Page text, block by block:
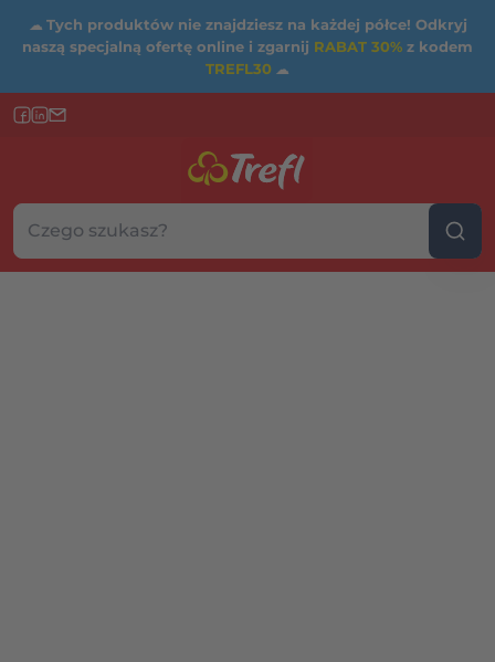
☁ Tych produktów nie znajdziesz na każdej półce! Odkryj
naszą specjalną ofertę online i zgarnij RABAT 30% z kodem
TREFL30 ☁
Szukaj w sklepie...
Wybierz kategorię